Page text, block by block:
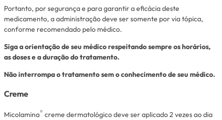
Portanto, por segurança e para garantir a eficácia deste
medicamento, a administração deve ser somente por via tópica,
conforme recomendado pelo médico.
Siga a orientação de seu médico respeitando sempre os horários,
as doses e a duração do tratamento.
Não interrompa o tratamento sem o conhecimento de seu médico.
Creme
Micolamina® creme dermatológico deve ser aplicado 2 vezes ao dia